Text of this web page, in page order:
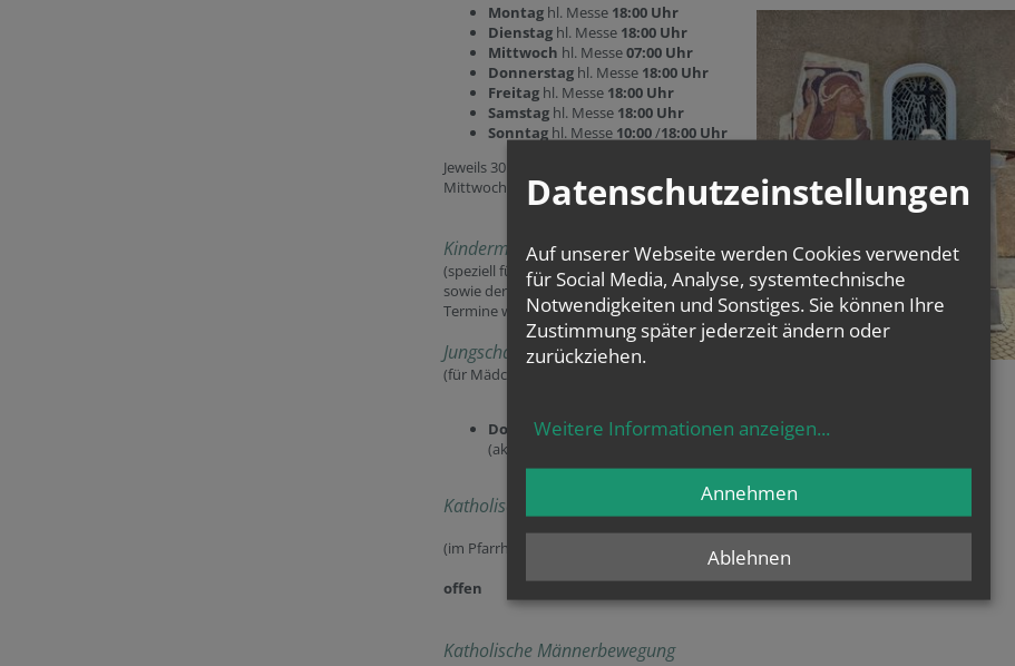
Montag hl. Messe 18:00 Uhr
Dienstag hl. Messe 18:00 Uhr
Mittwoch hl. Messe07:00 Uhr
Donnerstag hl. Messe 18:00 Uhr
Freitag hl. Messe 18:00 Uhr
Samstag hl. Messe 18:00 Uhr
Sonntag hl. Messe 10:00/18:00 Uhr
Jeweils 30 min. davor Rosenkranzgebet, am
Mittwoch nach der Messe.
Kindermessen
(speziell für unser Kinder und Jugendlichen
sowie deren Familien gestaltet) - neue
Termine werden im Kalender angekündigt.
Jungschar
(für Mädchen und Buben von 7 - 12 Jahren)
Donnerstags 15:30 - 17:00 Uhr
(aktuell ausgesetzt)
Katholische Frauenbewegung
(im Pfarrheim 1. Stock, jeweils 9 - 11 Uhr)
offen
Katholische Männerbewegung
Datenschutzeinstellungen
Auf unserer Webseite werden Cookies verwendet
für Social Media, Analyse, systemtechnische
Notwendigkeiten und Sonstiges. Sie können Ihre
Zustimmung später jederzeit ändern oder
zurückziehen.
Weitere Informationen anzeigen...
Ablehnen
Annehmen